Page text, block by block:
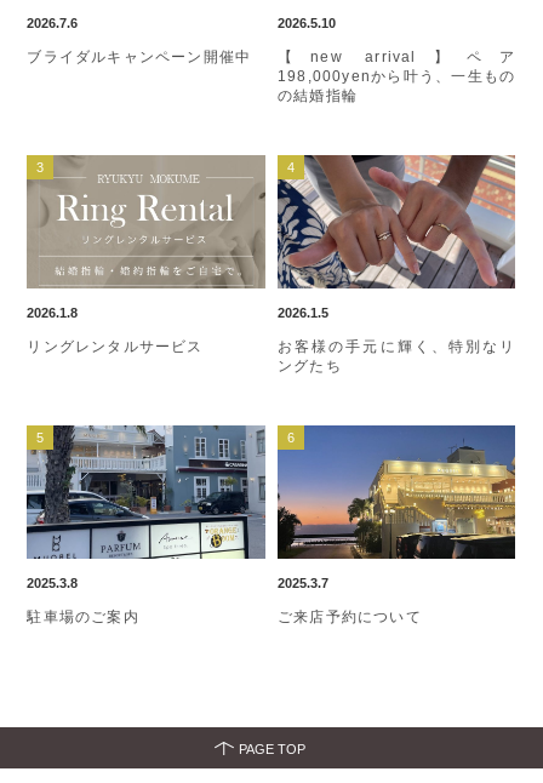
2026.7.6
ブライダルキャンペーン開催中
2026.5.10
【new arrival】ペア
198,000yenから叶う、一生もの
の結婚指輪
2026.1.8
リングレンタルサービス
2026.1.5
お客様の手元に輝く、特別なリ
ングたち
2025.3.8
駐車場のご案内
2025.3.7
ご来店予約について
PAGE TOP